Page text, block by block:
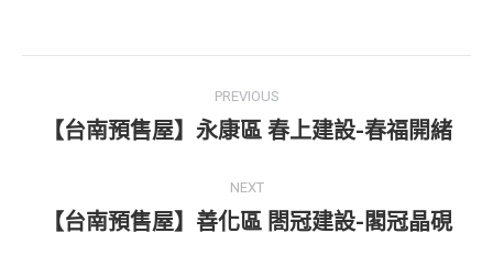
navigation
PREVIOUS
Previous
【台南預售屋】永康區 春上建設-春福開緒
NEXT
Next
【台南預售屋】善化區 閤冠建設-閣冠晶硯